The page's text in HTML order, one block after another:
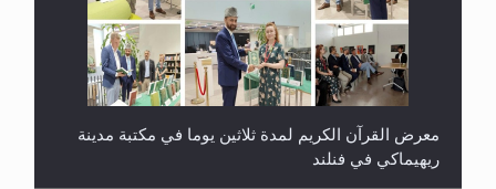
معرض القرآن الكريم لمدة ثلاثين يوما في مكتبة مدينة
ريهيماكي في فنلند